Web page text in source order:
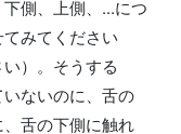
側、上側、...につ
みてください
）。そうする
ないのに、舌の
舌の下側に触れ